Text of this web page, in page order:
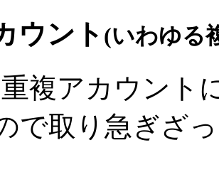
ウント (いわゆる
複アカウント
で取り急ぎざ